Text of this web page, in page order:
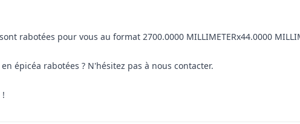
rabotées pour vous au format 2700.0000 MILLIMETERx44.0000
épicéa rabotées ? N'hésitez pas à nous contacter.